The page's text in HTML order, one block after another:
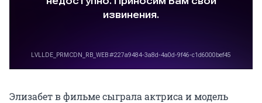
Элизабет в фильме сыграла актриса и модель